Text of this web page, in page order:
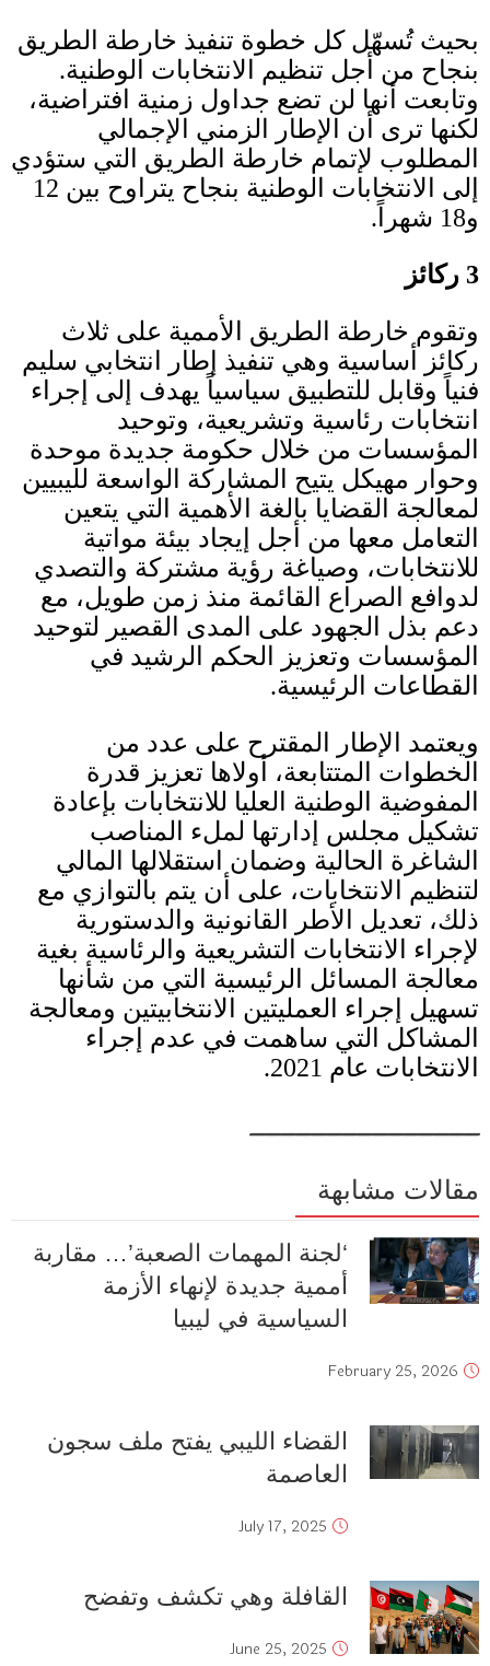
بحيث تُسهّل كل خطوة تنفيذ خارطة الطريق
بنجاح من أجل تنظيم الانتخابات الوطنية.
وتابعت أنها لن تضع جداول زمنية افتراضية،
لكنها ترى أن الإطار الزمني الإجمالي
المطلوب لإتمام خارطة الطريق التي ستؤدي
إلى الانتخابات الوطنية بنجاح يتراوح بين 12
و18 شهراً .
3 ركائز
وتقوم خارطة الطريق الأممية على ثلاث
ركائز أساسية وهي تنفيذ إطار انتخابي سليم
فنياً وقابل للتطبيق سياسياً يهدف إلى إجراء
انتخابات رئاسية وتشريعية، وتوحيد
المؤسسات من خلال حكومة جديدة موحدة
وحوار مهيكل يتيح المشاركة الواسعة لليبيين
لمعالجة القضايا بالغة الأهمية التي يتعين
التعامل معها من أجل إيجاد بيئة مواتية
للانتخابات، وصياغة رؤية مشتركة والتصدي
لدوافع الصراع القائمة منذ زمن طويل، مع
دعم بذل الجهود على المدى القصير لتوحيد
المؤسسات وتعزيز الحكم الرشيد في
القطاعات الرئيسية.
ويعتمد الإطار المقترح على عدد من
الخطوات المتتابعة، أولاها تعزيز قدرة
المفوضية الوطنية العليا للانتخابات بإعادة
تشكيل مجلس إدارتها لملء المناصب
الشاغرة الحالية وضمان استقلالها المالي
لتنظيم الانتخابات، على أن يتم بالتوازي مع
ذلك، تعديل الأطر القانونية والدستورية
لإجراء الانتخابات التشريعية والرئاسية بغية
معالجة المسائل الرئيسية التي من شأنها
تسهيل إجراء العمليتين الانتخابيتين ومعالجة
المشاكل التي ساهمت في عدم إجراء
الانتخابات عام 2021.
_______________
مقالات مشابهة
‘لجنة المهمات الصعبة’… مقاربة
أممية جديدة لإنهاء الأزمة
السياسية في ليبيا
February 25, 2026
القضاء الليبي يفتح ملف سجون
العاصمة
July 17, 2025
القافلة وهي تكشف وتفضح
June 25, 2025